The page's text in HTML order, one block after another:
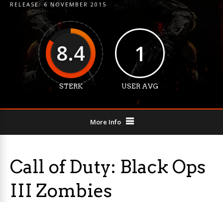
RELEASE:6 NOVEMBER 2015
8.4
STERK
1
USER AVG
More Info
Call of Duty: Black Ops
III Zombies